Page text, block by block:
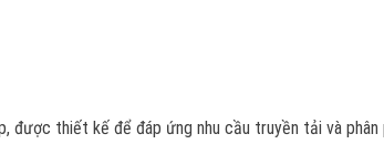
được thiết kế để đáp ứng nhu cầu truyền tải và